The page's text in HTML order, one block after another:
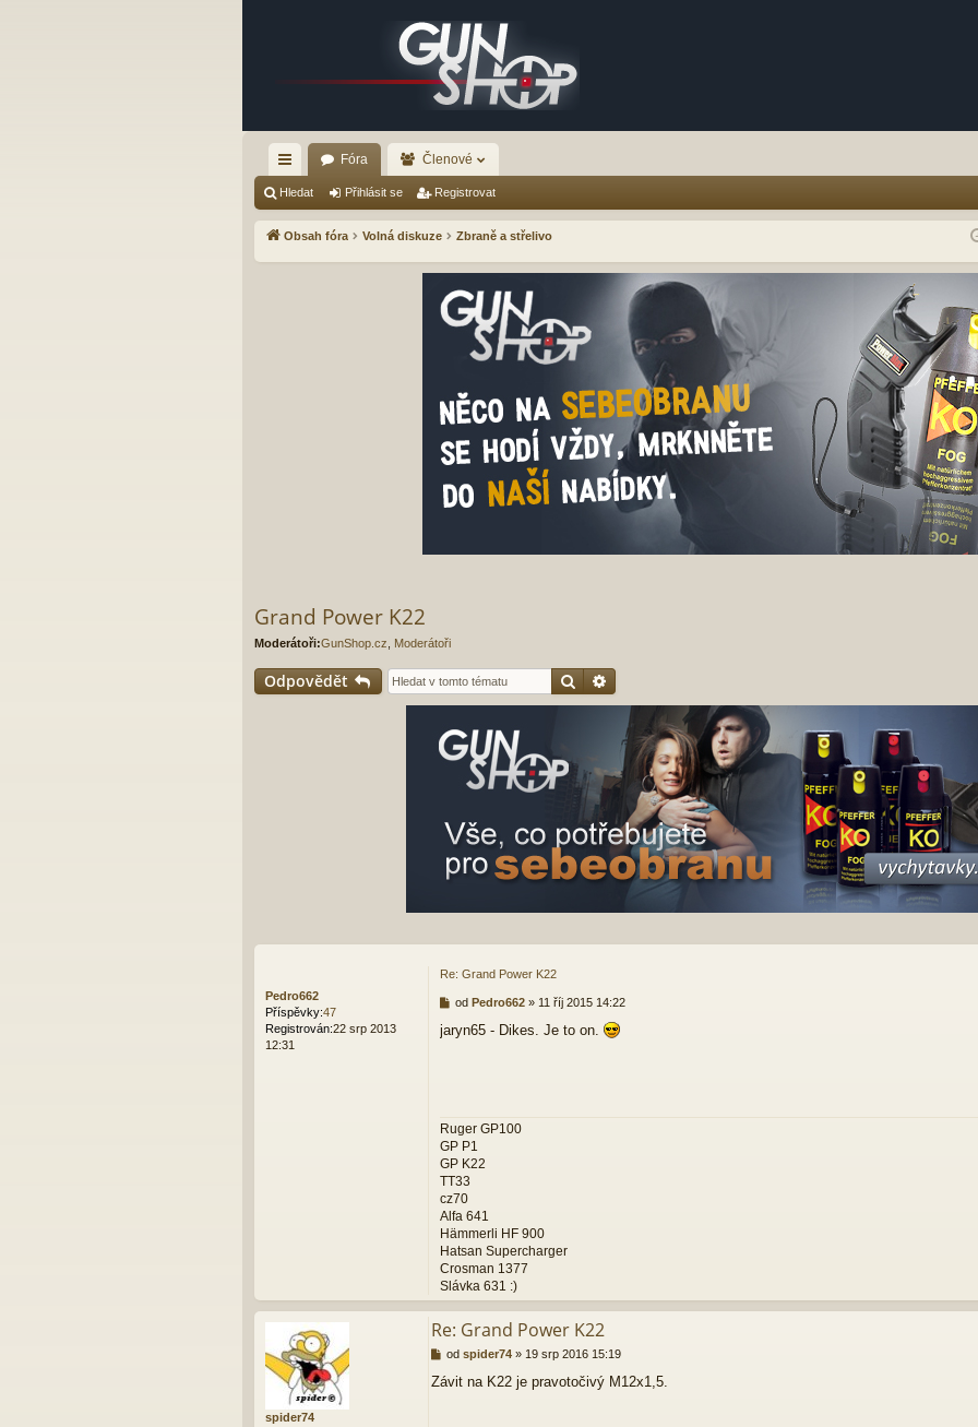
yc
hl
Fóra Členové
Hledat Přihlásit se Registrovat
Obsah fóra Volná diskuze Zbraně a střelivo
Grand Power K22
Moderátoři:GunShop.cz Moderátoři
Odpovědět Hledat
Pedro662
Příspěvky:47
Registrován:22 srp 2013
12:31
Re: Grand Power K22
P
í
k
od Pedro662 » 11 říj 2015 14:22
jaryn65 - Dikes. Je to on.
Ruger GP100
GP P1
GP K22
TT33
cz70
Alfa 641
Hämmerli HF 900
Hatsan Supercharger
Crosman 1377
Slávka 631 :)
spider74
Re: Grand Power K22
P
í
od spider74 » 19 srp 2016 15:19
Závit na K22 je pravotočivý M12x1,5.